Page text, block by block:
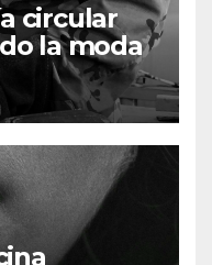
circular
la moda